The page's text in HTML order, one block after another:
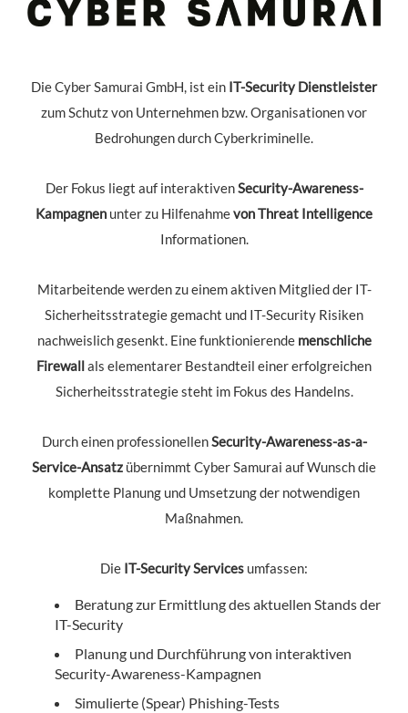
Die Cyber Samurai GmbH, ist ein IT-Security Dienstleister
zum Schutz von Unternehmen bzw. Organisationen vor
Bedrohungen durch Cyberkriminelle.
Der Fokus liegt auf interaktivenSecurity-Awareness-
Kampagnen unter zu Hilfenahmevon Threat Intelligence
Informationen.
Mitarbeitende werden zu einem aktiven Mitglied der IT-
Sicherheitsstrategie gemacht und IT-Security Risiken
nachweislich gesenkt. Eine funktionierende menschliche
Firewall als elementarer Bestandteil einer erfolgreichen
Sicherheitsstrategie steht im Fokus des Handelns.
Durch einen professionellenSecurity-Awareness-as-a-
Service-Ansatz übernimmt Cyber Samurai auf Wunsch die
komplette Planung und Umsetzung der notwendigen
Maßnahmen.
Die IT-Security Services umfassen:
Beratung zur Ermittlung des aktuellen Stands der
IT-Security
Planung und Durchführung von interaktiven
Security-Awareness-Kampagnen
Simulierte (Spear) Phishing-Tests